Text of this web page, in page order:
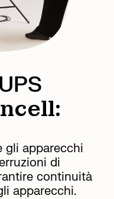
gli apparecchi
di
continuità
apparecchi.